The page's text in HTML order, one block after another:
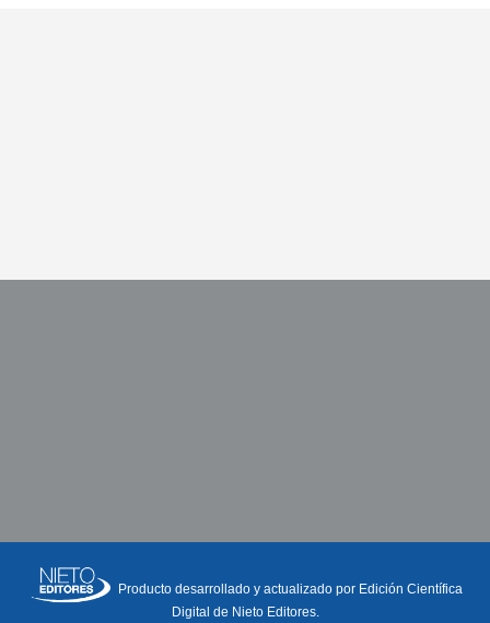
Producto desarrollado y actualizado por Edición Científica
Digital de Nieto Editores.